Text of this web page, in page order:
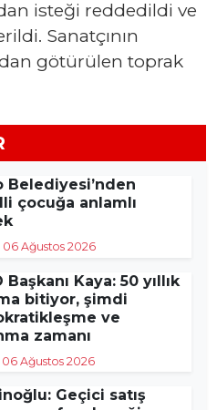
isteği reddedildi ve
Sanatçının
götürülen toprak
Belediyesi’nden
çocuğa anlamlı
06 Ağustos 2026
Başkanı Kaya: 50 yıllık
bitiyor, şimdi
ve
zamanı
06 Ağustos 2026
Geçici satış